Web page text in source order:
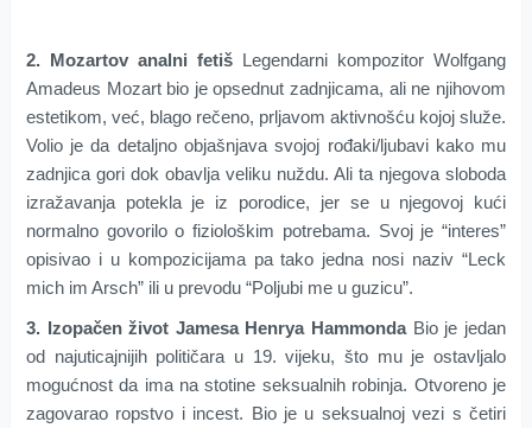
2. Mozartov analni fetiš Legendarni kompozitor Wolfgang
Amadeus Mozart bio je opsednut zadnjicama, ali ne njihovom
estetikom, već, blago rečeno, prljavom aktivnošću kojoj služe.
Volio je da detaljno objašnjava svojoj rođaki/ljubavi kako mu
zadnjica gori dok obavlja veliku nuždu. Ali ta njegova sloboda
izražavanja potekla je iz porodice, jer se u njegovoj kući
normalno govorilo o fiziološkim potrebama. Svoj je “interes”
opisivao i u kompozicijama pa tako jedna nosi naziv “Leck
mich im Arsch” ili u prevodu “Poljubi me u guzicu”.
3. Izopačen život Jamesa Henrya HammondaBio je jedan
od najuticajnijih političara u 19. vijeku, što mu je ostavljalo
mogućnost da ima na stotine seksualnih robinja. Otvoreno je
zagovarao ropstvo i incest. Bio je u seksualnoj vezi s četiri